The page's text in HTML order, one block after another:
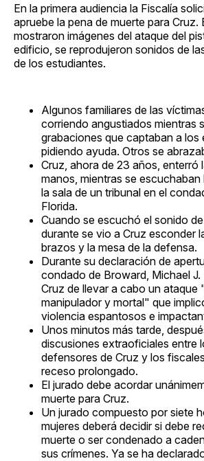
En la primera audiencia la Fiscalía
apruebe la pena de muerte para Cruz.
mostraron imágenes del ataque del
edificio, se reprodujeron sonidos de
de los estudiantes.
Algunos familiares de las
corriendo angustiados mientras
grabaciones que captaban a los
pidiendo ayuda. Otros se
Cruz, ahora de 23 años, enterró
manos, mientras se
la sala de un tribunal en el
Florida.
Cuando se escuchó el sonido
durante se vio a Cruz esconder
brazos y la mesa de la defensa.
Durante su declaración de
condado de Broward, Michael
Cruz de llevar a cabo un ataque
manipulador y mortal" que
violencia espantosos e
Unos minutos más tarde,
discusiones extraoficiales entre
defensores de Cruz y los
receso prolongado.
El jurado debe acordar
muerte para Cruz.
Un jurado compuesto por siete
mujeres deberá decidir si debe
muerte o ser condenado a
sus crímenes. Ya se ha